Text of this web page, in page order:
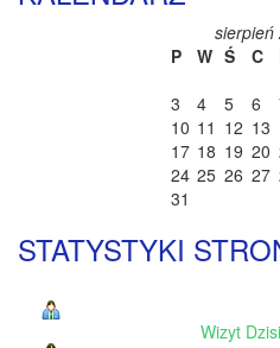
sierpień
P
W Ś C
3
4 5 6
10 11 12 13
17 18 19 20
24 25 26 27
31
STATYSTYKI
Wizyt